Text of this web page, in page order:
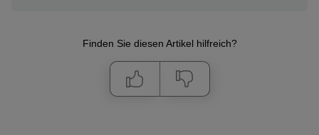
Finden Sie diesen Artikel hilfreich?